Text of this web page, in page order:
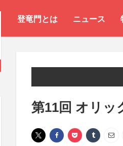
登竜門とは ニュース
第11回 オリッ